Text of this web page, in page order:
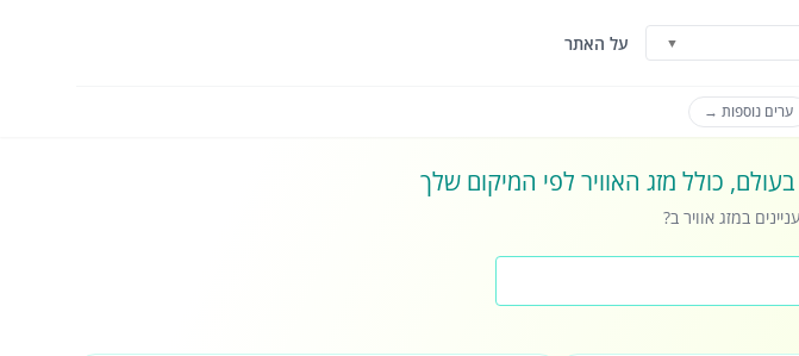
▼ על האתר
ערים נוספות →
כולל מזג האוויר לפי המיקום שלך
במזג אוויר ב?